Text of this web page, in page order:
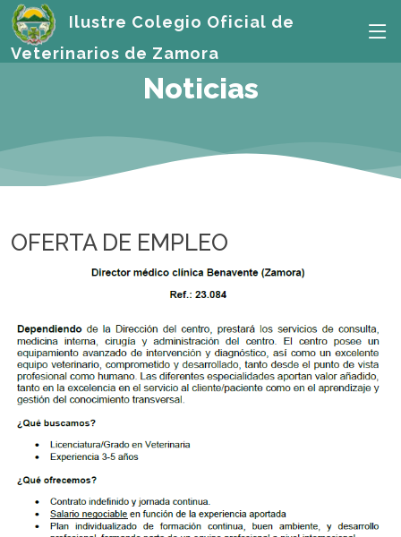
Ilustre Colegio Oficial de
Veterinarios de Zamora
Noticias
OFERTA DE EMPLEO